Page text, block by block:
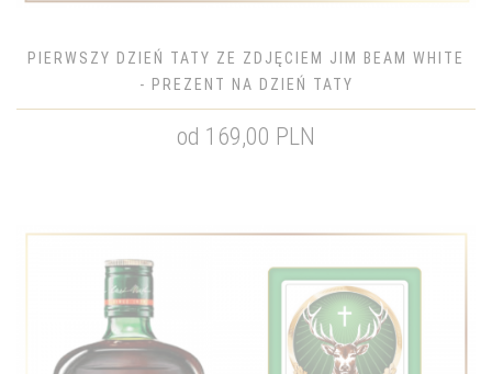
PIERWSZY DZIEŃ TATY ZE ZDJĘCIEM JIM BEAM WHITE
- PREZENT NA DZIEŃ TATY
od 169,00 PLN